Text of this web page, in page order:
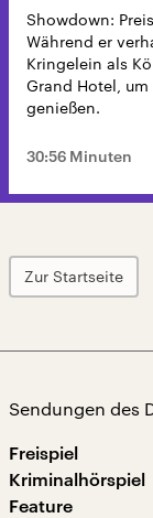
Showdown:
Während er
Kringelein als
Grand Hotel,
genießen.
30:56 Minuten
Zur Startseite
Sendungen des
Freispiel
Kriminalhörspiel
Feature